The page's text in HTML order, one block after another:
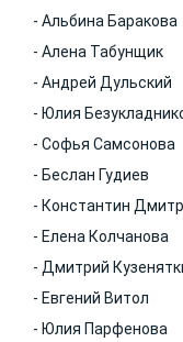
- Альбина Баракова
- Алена Табунщик
- Андрей Дульский
- Юлия
- Софья Самсонова
- Беслан Гудиев
- Константин
- Елена Колчанова
- Дмитрий
- Евгений Витол
- Юлия Парфенова